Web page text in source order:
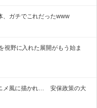
、ガチでこれだったwww
視野に入れた展開がもう始ま
メ風に描かれ… 安保政策の大